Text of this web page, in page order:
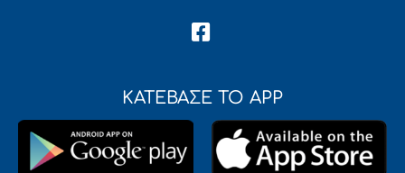
ΚΑΤΕΒΑΣΕ ΤΟ APP